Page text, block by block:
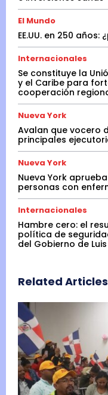
El Mundo
EE.UU. en 250
Internacionales
Se constituye la
y el Caribe para
cooperación
Nueva York
Avalan que vocero
principales
Nueva York
Nueva York
personas con
Internacionales
Hambre cero: el
política de
del Gobierno de
Related Articles